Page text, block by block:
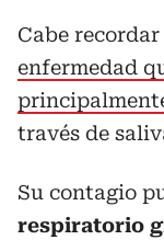
Cabe recordar
enfermedad
través de
Su contagio
respiratorio